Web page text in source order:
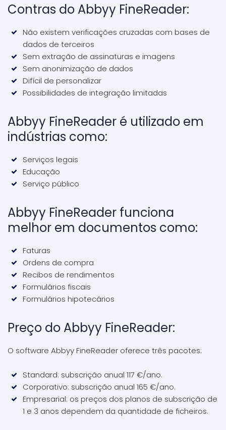
Contras do Abbyy FineReader:
Não existem verificações cruzadas com bases de
dados de terceiros
Sem extração de assinaturas e imagens
Sem anonimização de dados
Difícil de personalizar
Possibilidades de integração limitadas
Abbyy FineReader é utilizado em
indústrias como:
Serviços legais
Educação
Serviço público
Abbyy FineReader funciona
melhor em documentos como:
Faturas
Ordens de compra
Recibos de rendimentos
Formulários fiscais
Formulários hipotecários
Preço do Abbyy FineReader:
O software Abbyy FineReader oferece três pacotes:
Standard: subscrição anual 117 €/ano.
Corporativo: subscrição anual 165 €/ano.
Empresarial: os preços dos planos de subscrição de
1 e 3 anos dependem da quantidade de ficheiros.